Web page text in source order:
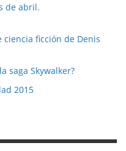
de abril.
ficción de Denis
saga Skywalker?
2015